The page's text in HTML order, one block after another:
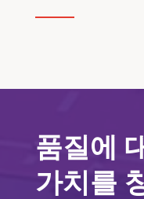
품질에
가치를